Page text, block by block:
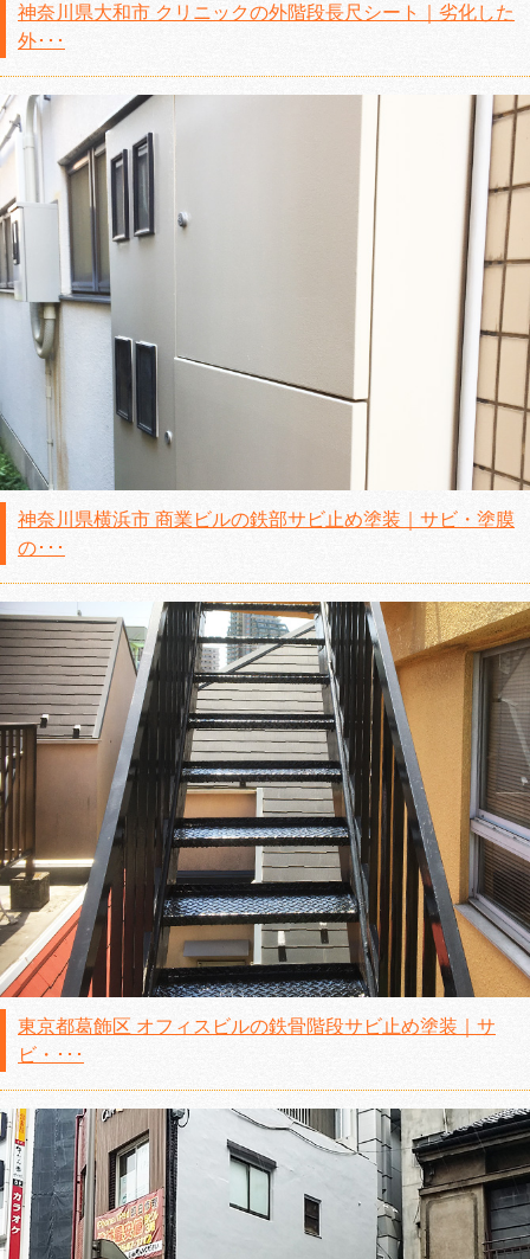
神奈川県大和市 クリニックの外階段長尺シート｜劣化した
外･･･
神奈川県横浜市 商業ビルの鉄部サビ止め塗装｜サビ・塗膜
の･･･
東京都葛飾区 オフィスビルの鉄骨階段サビ止め塗装｜サ
ビ・･･･